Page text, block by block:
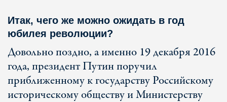
Итак, чего же можно ожидать в год
юбилея революции?
Довольно поздно, а именно 19 декабря 2016
года, президент Путин поручил
приближенному к государству Российскому
историческому обществу и Министерству